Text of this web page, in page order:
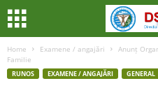
Home Examene / angajări
Anunț
Familie
RUNOS EXAMENE / ANGAJĂRI GENERAL